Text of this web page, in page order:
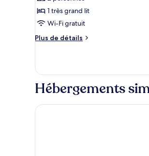
vue
jardin
pour
ce
type
de
Appartement,
très
lit,
1 très grand lit
Wi-Fi gratuit
Plus de détails
Plus
le
type
de
Appartement,
Hébergements
La Vue Boutique Inn